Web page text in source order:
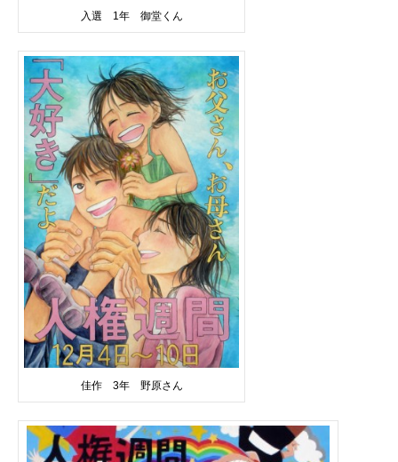
入選 1年 御堂くん
佳作 3年 野原さん